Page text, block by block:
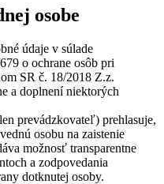
osobe
údaje v súlade
o ochrane osôb pri
SR č. 18/2018 Z.z.
a doplnení niektorých
prevádzkovateľ) prehlasuje,
osobu na zaistenie
možnosť transparentne
a zodpovedania
dotknutej osoby.